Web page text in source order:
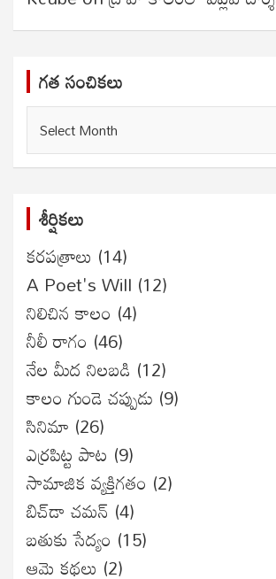
గత సంచికలు
గత
సంచికలు
శీర్షికలు
కరపత్రాలు (14)
A Poet's Will (12)
నిలిచిన కాలం (4)
నీలీ రాగం (46)
నేల మీద నిలబడి (12)
కాలం గుండె చప్పుడు (9)
సినిమా (26)
ఎర్రపిట్ట పాట (9)
సామాజిక వ్యక్తిగతం (2)
బిచ్‌డా చమన్ (4)
బతుకు సేద్యం (15)
ఆమె కథలు (2)